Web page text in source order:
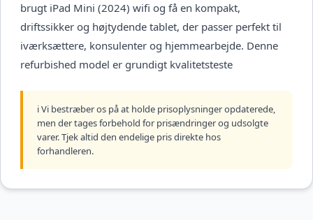
brugt iPad Mini (2024) wifi og få en kompakt,
driftssikker og højtydende tablet, der passer perfekt til
iværksættere, konsulenter og hjemmearbejde. Denne
refurbished model er grundigt kvalitetsteste
ℹ️ Vi bestræber os på at holde prisoplysninger opdaterede,
men der tages forbehold for prisændringer og udsolgte
varer. Tjek altid den endelige pris direkte hos
forhandleren.